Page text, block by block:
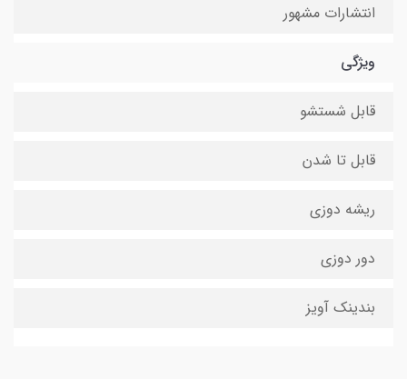
انتشارات مشهور
ویژگی
قابل شستشو
قابل تا شدن
ریشه دوزی
دور دوزی
بندینک آویز